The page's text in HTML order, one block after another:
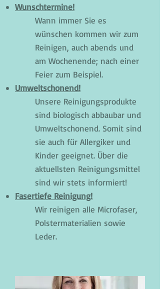
Wunschtermine!
Wann immer Sie es
wünschen kommen wir zum
Reinigen, auch abends und
am Wochenende; nach einer
Feier zum Beispiel.
Umweltschonend!
Unsere Reinigungsprodukte
sind biologisch abbaubar und
Umweltschonend. Somit sind
sie auch für Allergiker und
Kinder geeignet. Über die
aktuellsten Reinigungsmittel
sind wir stets informiert!
Fasertiefe Reinigung!
Wir reinigen alle Microfaser,
Polstermaterialien sowie
Leder.